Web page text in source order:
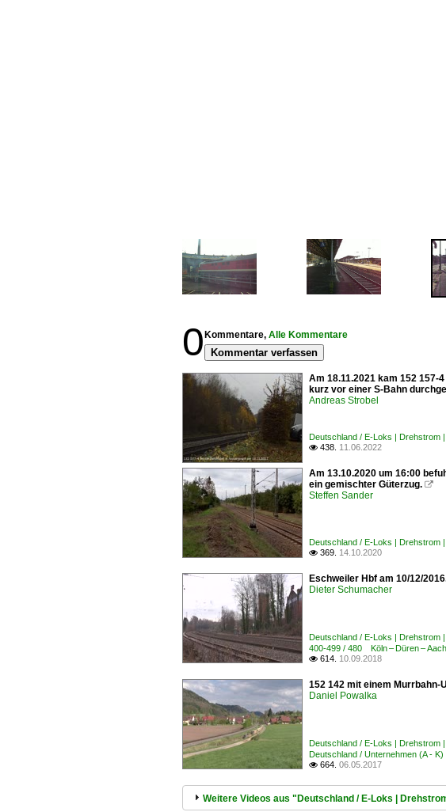
0 Kommentare, Alle Kommentare
Kommentar verfassen
Am 18.11.2021 kam 152
kurz vor einer S-Bahn
Andreas Strobel
Deutschland / E-Loks |
 438. 11.06.2022
Am 13.10.2020 um 16:00
ein gemischter Güterzug. 
Steffen Sander
Deutschland / E-Loks |
 369. 14.10.2020
Eschweiler Hbf am 10/12/
Dieter Schumacher
Deutschland / E-Loks |
400-499 / 480 Köln – Düren –
 614. 10.09.2018
152 142 mit einem Murrbahn-
Daniel Powalka
Deutschland / E-Loks |
Deutschland / Unternehmen (A -
 664. 06.05.2017
Weitere Videos aus "Deutschland / E-Loks |